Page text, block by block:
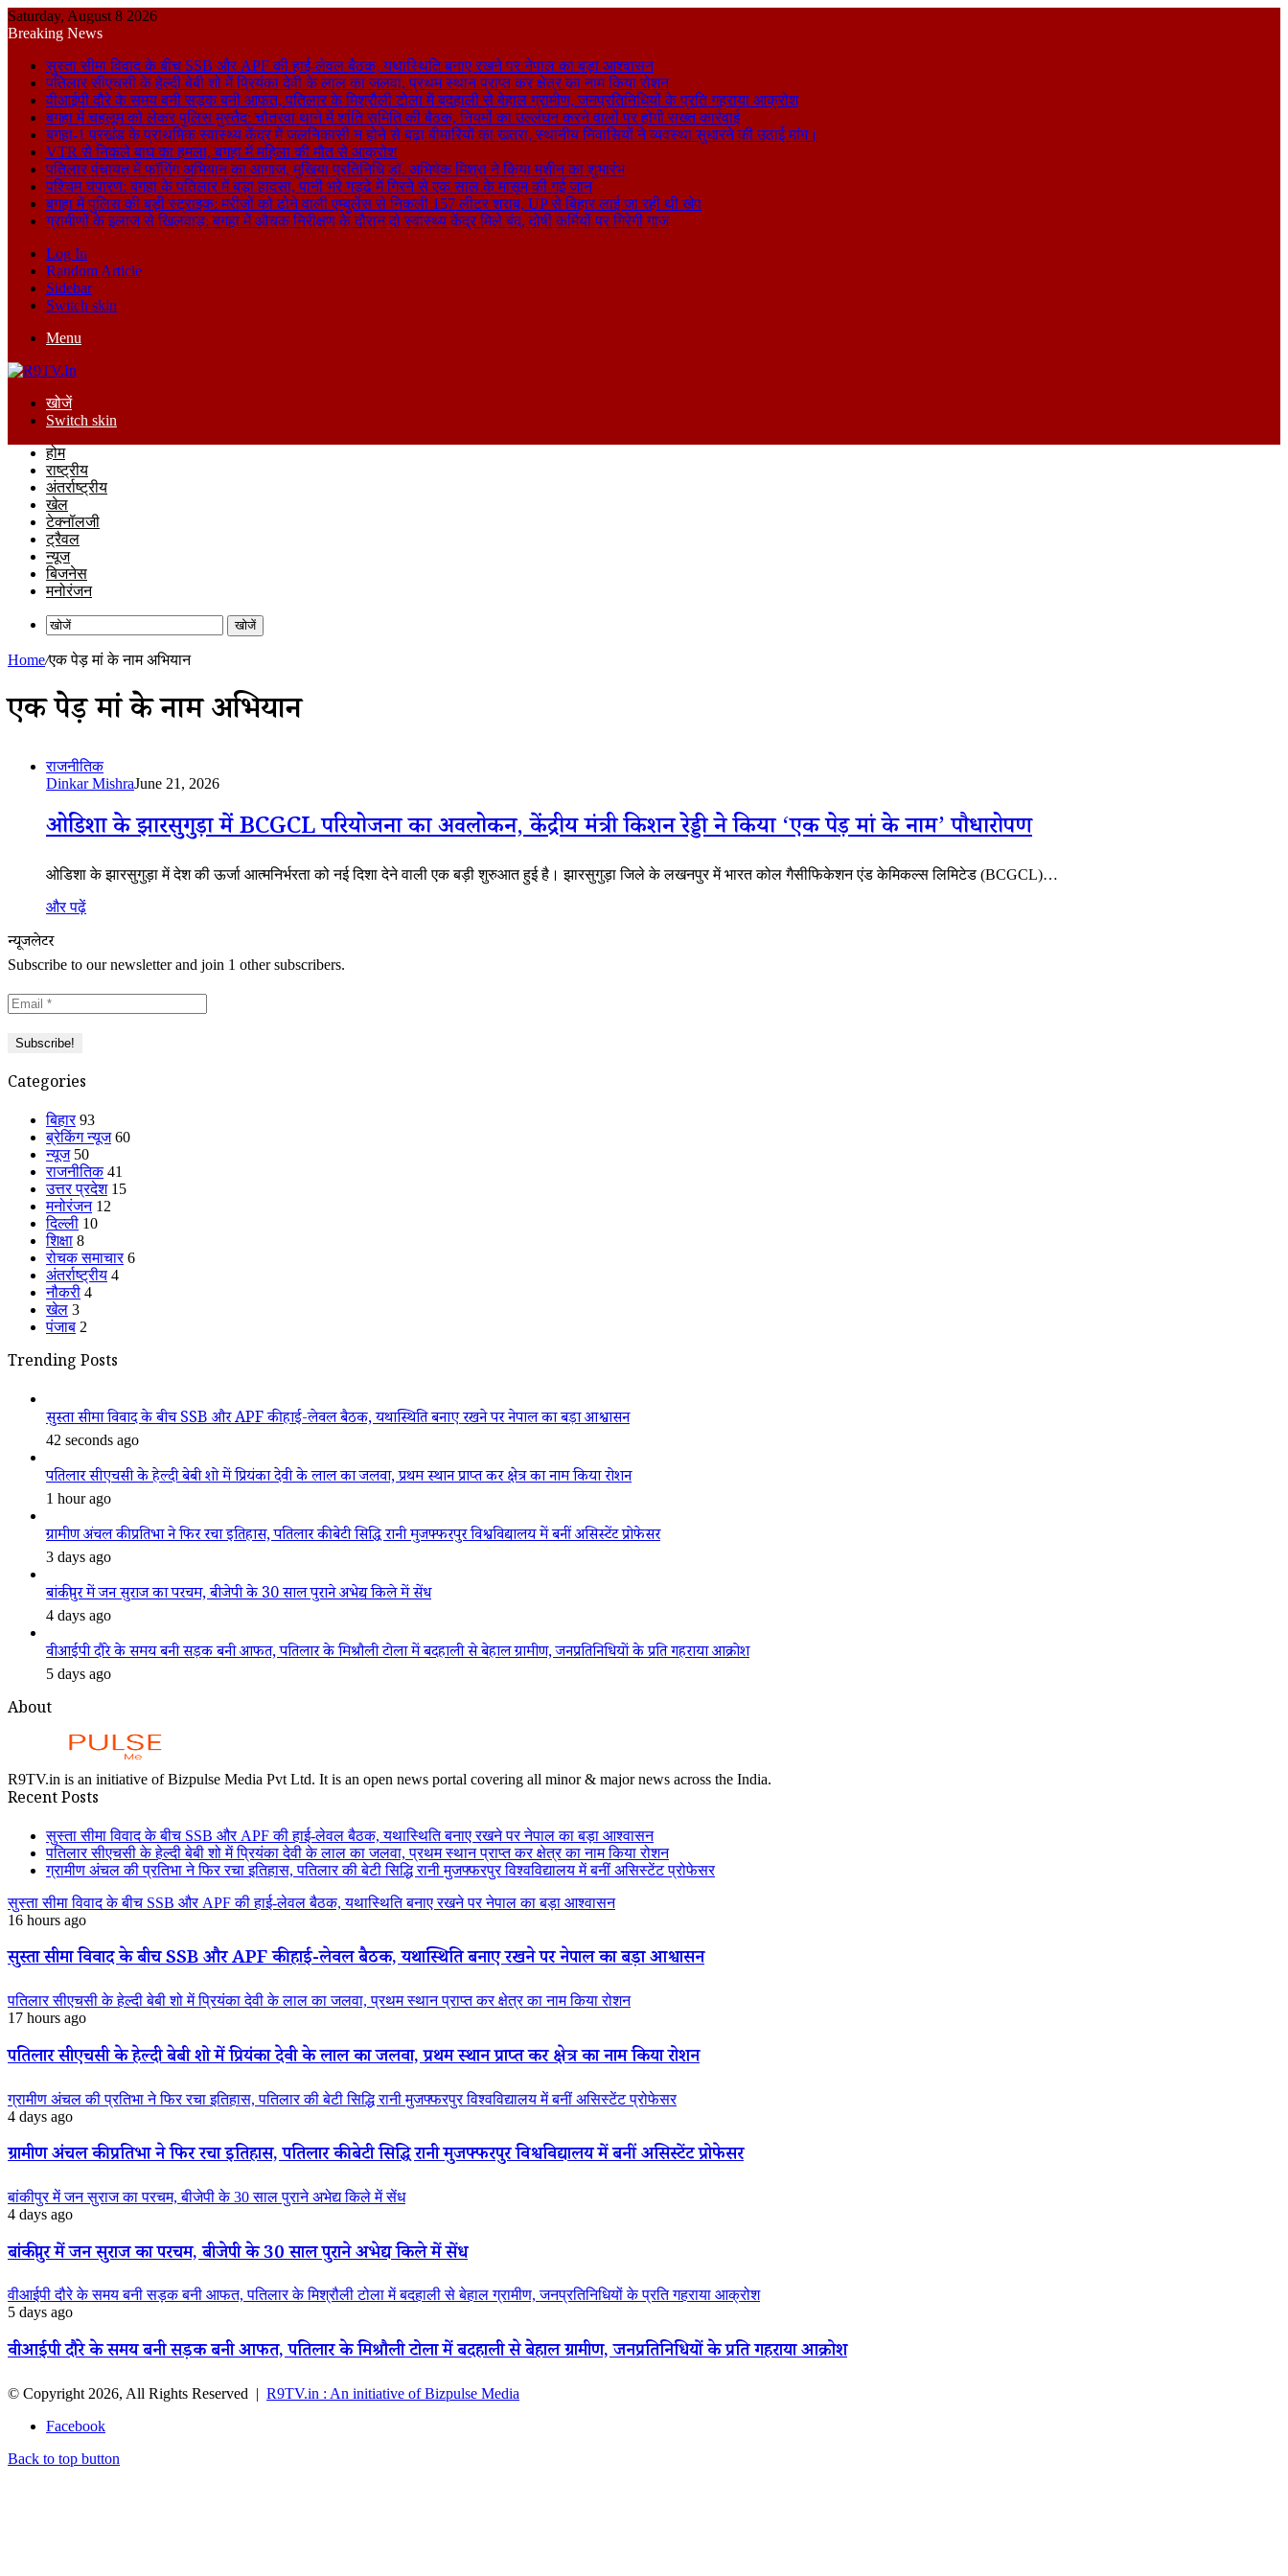
Saturday, August 8 2026
Breaking News
सुस्ता सीमा विवाद के बीच SSB और APF की हाई-लेवल बैठक, यथास्थिति बनाए रखने पर नेपाल का बड़ा आश्वासन
पतिलार सीएचसी के हेल्दी बेबी शो में प्रियंका देवी के लाल का जलवा, प्रथम स्थान प्राप्त कर क्षेत्र का नाम किया रोशन
वीआईपी दौरे के समय बनी सड़क बनी आफत, पतिलार के मिश्रौली टोला में बदहाली से बेहाल ग्रामीण, जनप्रतिनिधियों के प्रति गहराया आक्रोश
बगहा में चहलूम को लेकर पुलिस मुस्तैद: चौतरवा थाने में शांति समिति की बैठक, नियमों का उल्लंघन करने वालों पर होगी सख्त कार्रवाई
बगहा-1 प्रखंड के प्राथमिक स्वास्थ्य केंद्र में जलनिकासी न होने से बढ़ा बीमारियों का खतरा, स्थानीय निवासियों ने व्यवस्था सुधारने की उठाई मांग।
VTR से निकले बाघ का हमला, बगहा में महिला की मौत से आक्रोश
पतिलार पंचायत में फॉगिंग अभियान का आगाज, मुखिया प्रतिनिधि डॉ. अभिषेक मिश्रा ने किया मशीन का शुभारंभ
पश्चिम चंपारण: बगहा के पतिलार में बड़ा हादसा, पानी भरे गड्ढे में गिरने से एक साल के मासूम की गई जान
बगहा में पुलिस की बड़ी स्ट्राइक: मरीजों को ढोने वाली एम्बुलेंस से निकली 157 लीटर शराब, UP से बिहार लाई जा रही थी खेप
ग्रामीणों के इलाज से खिलवाड़: बगहा में औचक निरीक्षण के दौरान दो स्वास्थ्य केंद्र मिले बंद, दोषी कर्मियों पर गिरेगी गाज
Log In
Random Article
Sidebar
Switch skin
Menu
खोजें
Switch skin
होम
राष्ट्रीय
अंतर्राष्ट्रीय
खेल
टेक्नॉलजी
ट्रैवल
न्यूज
बिजनेस
मनोरंजन
खोजें
Home/एक पेड़ मां के नाम अभियान
एक पेड़ मां के नाम अभियान
राजनीतिक
Dinkar MishraJune 21, 2026
ओडिशा के झारसुगुड़ा में BCGCL परियोजना का अवलोकन, केंद्रीय मंत्री किशन रेड्डी ने किया ‘एक पेड़ मां के नाम’ पौधारोपण
ओडिशा के झारसुगुड़ा में देश की ऊर्जा आत्मनिर्भरता को नई दिशा देने वाली एक बड़ी शुरुआत हुई है। झारसुगुड़ा जिले के लखनपुर में भारत कोल गैसीफिकेशन एंड केमिकल्स लिमिटेड (BCGCL)…
और पढ़ें
न्यूजलेटर
Subscribe to our newsletter and join 1 other subscribers.
Categories
बिहार 93
ब्रेकिंग न्यूज 60
न्यूज 50
राजनीतिक 41
उत्तर प्रदेश 15
मनोरंजन 12
दिल्ली 10
शिक्षा 8
रोचक समाचार 6
अंतर्राष्ट्रीय 4
नौकरी 4
खेल 3
पंजाब 2
Trending Posts
सुस्ता सीमा विवाद के बीच SSB और APF की हाई-लेवल बैठक, यथास्थिति बनाए रखने पर नेपाल का बड़ा आश्वासन
42 seconds ago
पतिलार सीएचसी के हेल्दी बेबी शो में प्रियंका देवी के लाल का जलवा, प्रथम स्थान प्राप्त कर क्षेत्र का नाम किया रोशन
1 hour ago
ग्रामीण अंचल की प्रतिभा ने फिर रचा इतिहास, पतिलार की बेटी सिद्धि रानी मुजफ्फरपुर विश्वविद्यालय में बनीं असिस्टेंट प्रोफेसर
3 days ago
बांकीपुर में जन सुराज का परचम, बीजेपी के 30 साल पुराने अभेद्य किले में सेंध
4 days ago
वीआईपी दौरे के समय बनी सड़क बनी आफत, पतिलार के मिश्रौली टोला में बदहाली से बेहाल ग्रामीण, जनप्रतिनिधियों के प्रति गहराया आक्रोश
5 days ago
About
R9TV.in is an initiative of Bizpulse Media Pvt Ltd. It is an open news portal covering all minor & major news across the India.
Recent Posts
सुस्ता सीमा विवाद के बीच SSB और APF की हाई-लेवल बैठक, यथास्थिति बनाए रखने पर नेपाल का बड़ा आश्वासन
पतिलार सीएचसी के हेल्दी बेबी शो में प्रियंका देवी के लाल का जलवा, प्रथम स्थान प्राप्त कर क्षेत्र का नाम किया रोशन
ग्रामीण अंचल की प्रतिभा ने फिर रचा इतिहास, पतिलार की बेटी सिद्धि रानी मुजफ्फरपुर विश्वविद्यालय में बनीं असिस्टेंट प्रोफेसर
सुस्ता सीमा विवाद के बीच SSB और APF की हाई-लेवल बैठक, यथास्थिति बनाए रखने पर नेपाल का बड़ा आश्वासन
16 hours ago
सुस्ता सीमा विवाद के बीच SSB और APF की हाई-लेवल बैठक, यथास्थिति बनाए रखने पर नेपाल का बड़ा आश्वासन
पतिलार सीएचसी के हेल्दी बेबी शो में प्रियंका देवी के लाल का जलवा, प्रथम स्थान प्राप्त कर क्षेत्र का नाम किया रोशन
17 hours ago
पतिलार सीएचसी के हेल्दी बेबी शो में प्रियंका देवी के लाल का जलवा, प्रथम स्थान प्राप्त कर क्षेत्र का नाम किया रोशन
ग्रामीण अंचल की प्रतिभा ने फिर रचा इतिहास, पतिलार की बेटी सिद्धि रानी मुजफ्फरपुर विश्वविद्यालय में बनीं असिस्टेंट प्रोफेसर
4 days ago
ग्रामीण अंचल की प्रतिभा ने फिर रचा इतिहास, पतिलार की बेटी सिद्धि रानी मुजफ्फरपुर विश्वविद्यालय में बनीं असिस्टेंट प्रोफेसर
बांकीपुर में जन सुराज का परचम, बीजेपी के 30 साल पुराने अभेद्य किले में सेंध
4 days ago
बांकीपुर में जन सुराज का परचम, बीजेपी के 30 साल पुराने अभेद्य किले में सेंध
वीआईपी दौरे के समय बनी सड़क बनी आफत, पतिलार के मिश्रौली टोला में बदहाली से बेहाल ग्रामीण, जनप्रतिनिधियों के प्रति गहराया आक्रोश
5 days ago
वीआईपी दौरे के समय बनी सड़क बनी आफत, पतिलार के मिश्रौली टोला में बदहाली से बेहाल ग्रामीण, जनप्रतिनिधियों के प्रति गहराया आक्रोश
© Copyright 2026, All Rights Reserved | R9TV.in : An initiative of Bizpulse Media
Facebook
Back to top button